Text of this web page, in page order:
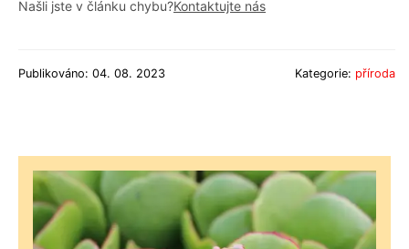
Našli jste v článku chybu?Kontaktujte nás
Publikováno: 04. 08. 2023 Kategorie: příroda